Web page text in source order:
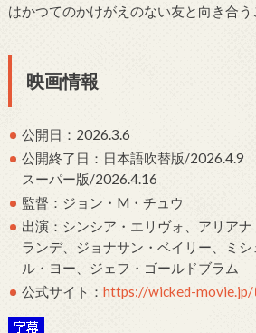
はかつてのかけがえのない友と向き合う
映画情報
公開日：2026.3.6
公開終了日：日本語吹替版/2026.4.9
スーパー版/2026.4.16
監督：ジョン・M・チュウ
出演：シンシア・エリヴォ、アリアナ
ランデ、ジョナサン・ベイリー、ミシ
ル・ヨー、ジェフ・ゴールドブラム
公式サイト：https://wicked-movie.jp/